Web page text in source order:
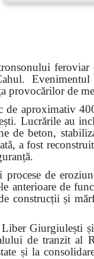
feroviar
Evenimentul
provocărilor de
aproximativ
Lucrările au
de beton,
a fost
de
anterioare de
construcții și
Giurgiulești
de tranzit al
și la